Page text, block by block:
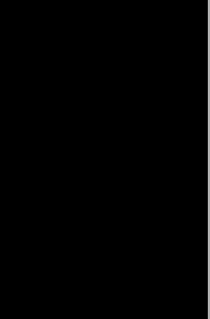
historia de un
Asunción que se
de crimen
que no
siempre hay
que se dan
escenas